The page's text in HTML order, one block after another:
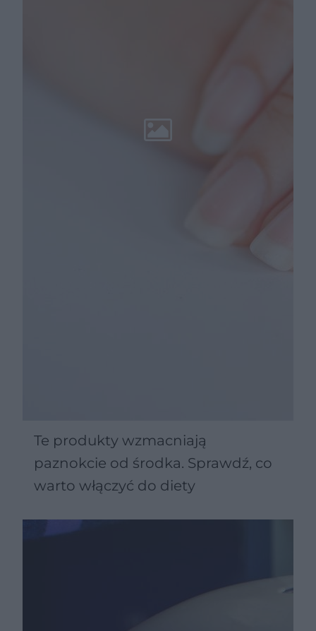
Te produkty wzmacniają
paznokcie od środka. Sprawdź, co
warto włączyć do diety